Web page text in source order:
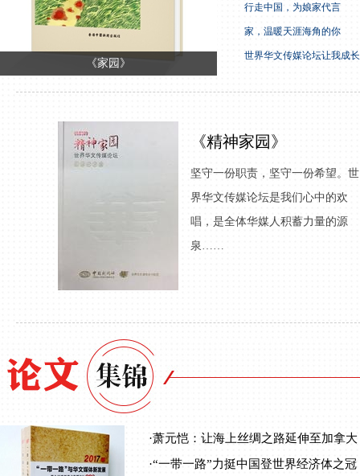
《家园》
行走中国，为娘家代言
家，温暖天涯海角的你
世界华文传媒论坛让我成长
《精神家园》
坚守一份职责，坚守一份希望。世
界华文传媒论坛是我们心中的欢
唱，是全体华媒人积蓄力量的源
泉……
·萧元恺：让海上丝绸之路延伸至加拿大
·“一带一路”力挺中国登世界经济体之冠